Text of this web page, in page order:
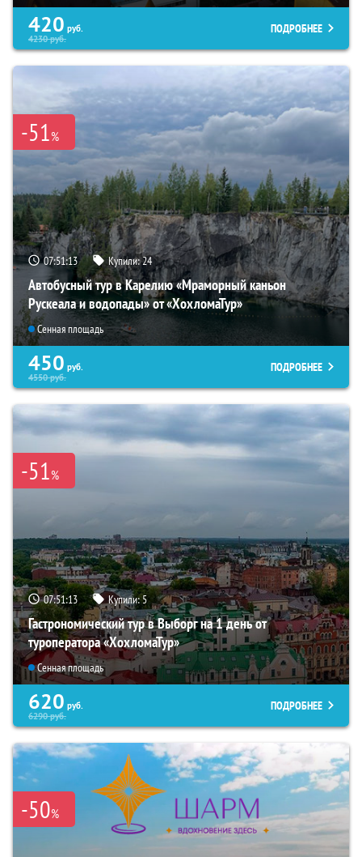
420 руб.
4230руб.
ПОДРОБНЕЕ
-51%
07:51:12 Купили:24
Автобусный тур в Карелию «Мраморный каньон
Рускеала и водопады» от «ХохломаТур»
Сенная площадь
450 руб.
4550руб.
ПОДРОБНЕЕ
-51%
07:51:12 Купили:5
Гастрономический тур в Выборг на 1 день от
туроператора «ХохломаТур»
Сенная площадь
620 руб.
6290руб.
ПОДРОБНЕЕ
-50%